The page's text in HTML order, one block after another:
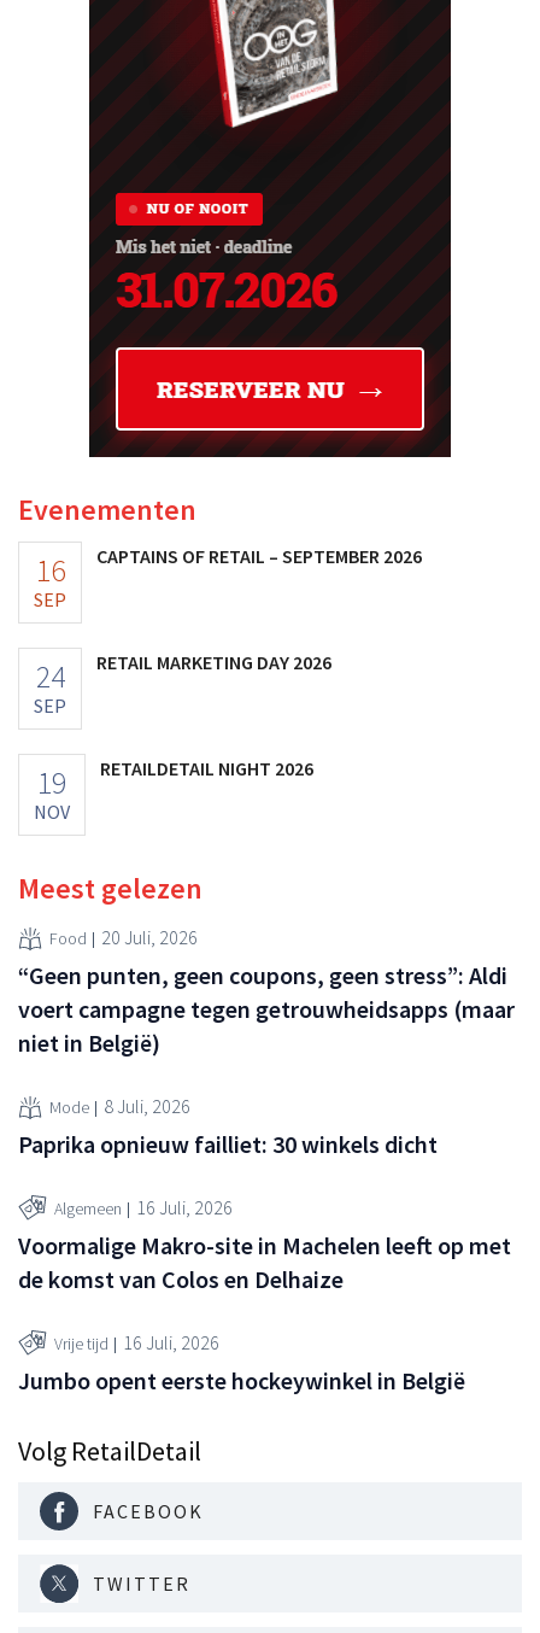
Evenementen
16
SEP
CAPTAINS OF RETAIL – SEPTEMBER 2026
24
SEP
RETAIL MARKETING DAY 2026
19
NOV
RETAILDETAIL NIGHT 2026
Meest gelezen
Food 20 Juli, 2026
“Geen punten, geen coupons, geen stress”: Aldi
voert campagne tegen getrouwheidsapps (maar
niet in België)
Mode 8 Juli, 2026
Paprika opnieuw failliet: 30 winkels dicht
Algemeen 16 Juli, 2026
Voormalige Makro-site in Machelen leeft op met
de komst van Colos en Delhaize
Vrije tijd 16 Juli, 2026
Jumbo opent eerste hockeywinkel in België
Volg RetailDetail
FACEBOOK
TWITTER